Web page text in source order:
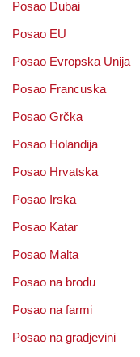
Posao Dubai
Posao EU
Posao Evropska Unija
Posao Francuska
Posao Grčka
Posao Holandija
Posao Hrvatska
Posao Irska
Posao Katar
Posao Malta
Posao na brodu
Posao na farmi
Posao na gradjevini